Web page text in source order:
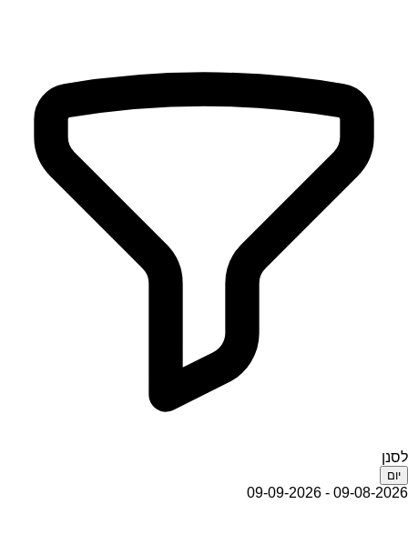
לסנן
יום
09-08-2026 - 09-09-2026